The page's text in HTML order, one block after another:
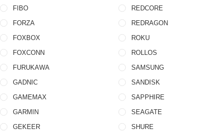
FIBO
FORZA
FOXBOX
FOXCONN
FURUKAWA
GADNIC
GAMEMAX
GARMIN
GEKEER
REDCORE
REDRAGON
ROKU
ROLLOS
SAMSUNG
SANDISK
SAPPHIRE
SEAGATE
SHURE